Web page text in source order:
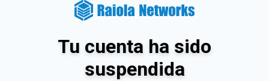
Tu cuenta ha sido
suspendida